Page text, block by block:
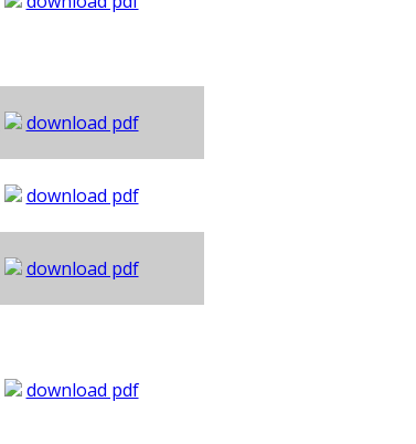
download pdf
download pdf
download pdf
download pdf